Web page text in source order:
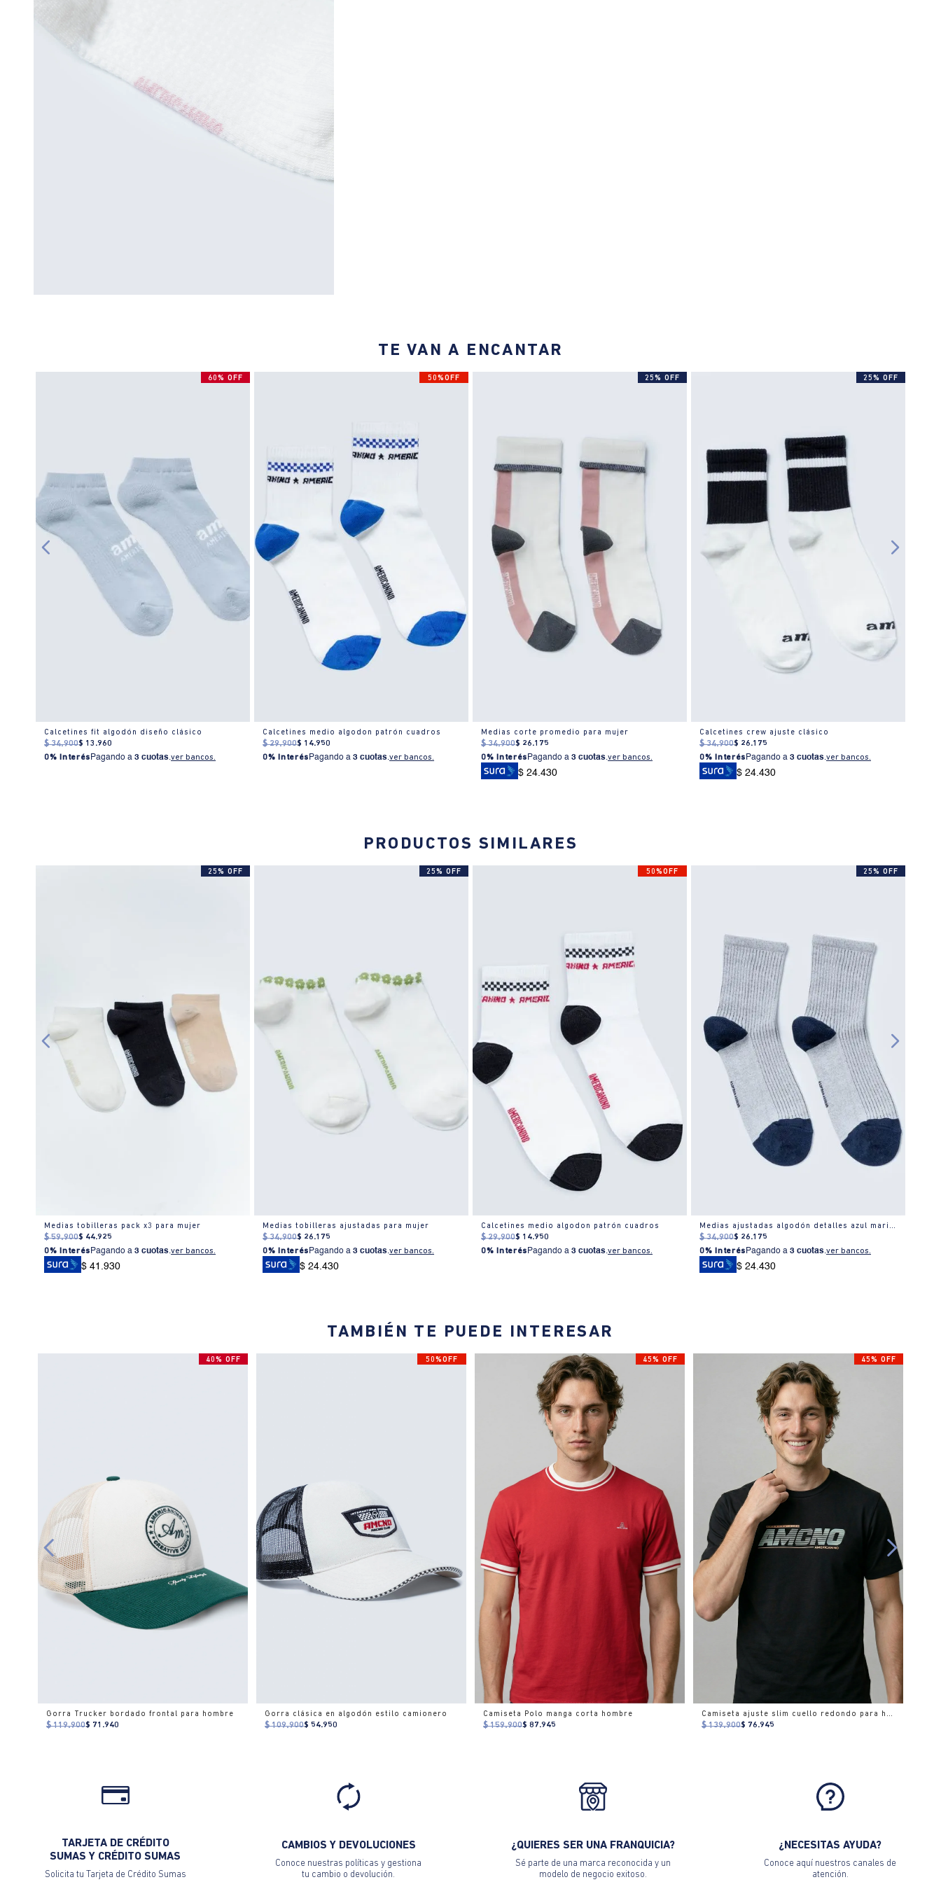
TE VAN A ENCANTAR
60% OFF
Calcetines fit algodón diseño clásico
$ 34.900$ 13 .960
0% Interés Pagando a3 cuotas.ver bancos.
50%OFF
Calcetines medio algodon patrón cuadros
$ 29.900$ 14.950
0% Interés Pagando a3 cuotas.ver bancos.
25% OFF
Medias corte promedio para mujer
$ 34.900$ 26.175
0% Interés Pagando a3 cuotas.ver bancos.
$ 24.430
25% OFF
Calcetines crew ajuste clásico
$ 34.900$ 26.175
0% Interés Pagando a3 cuotas.ver bancos.
$ 24.430
PRODUCTOS SIMILARES
25% OFF
Medias tobilleras pack x3 para mujer
$ 59.900$ 44.925
0% Interés Pagando a3 cuotas.ver bancos.
$ 41.930
25% OFF
Medias tobilleras ajustadas para mujer
$ 34.900$ 26.175
0% Interés Pagando a3 cuotas.ver bancos.
$ 24.430
50%OFF
Calcetines medio algodon patrón cuadros
$ 29.900$ 14.950
0% Interés Pagando a3 cuotas.ver bancos.
25% OFF
Medias ajustadas algodón detalles azul marino
$ 34.900$ 26.175
0% Interés Pagando a3 cuotas.ver bancos.
$ 24.430
TAMBIÉN TE PUEDE INTERESAR
40% OFF
Gorra Trucker bordado frontal para hombre
$ 119.900$ 71.940
50%OFF
Gorra clásica en algodón estilo camionero
$ 109.900$ 54.950
45% OFF
Camiseta Polo manga corta hombre
$ 159.900$ 87.945
45% OFF
Camiseta ajuste slim cuello redondo para hombre
$ 139.900$ 76.945
TARJETA DE CRÉDITO
SUMAS Y CRÉDITO SUMAS
Solicita tu Tarjeta de Crédito Sumas
CAMBIOS Y DEVOLUCIONES
Conoce nuestras políticas y gestiona
tu cambio o devolución.
¿QUIERES SER UNA FRANQUICIA?
Sé parte de una marca reconocida y un
modelo de negocio exitoso.
¿NECESITAS AYUDA?
Conoce aquí nuestros canales de
atención.